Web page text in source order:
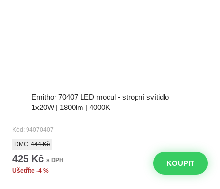
Emithor 70407 LED modul - stropní svítidlo
1x20W | 1800lm | 4000K
Kód: 94070407
DMC: 444 Kč
425 Kč s DPH
Ušetříte -4 %
KOUPIT